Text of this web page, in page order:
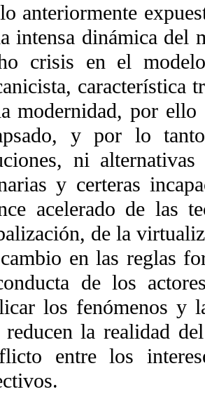
anteriormente
intensa dinámica del
crisis en el
característica
modernidad, por ello
y por lo
ni
y certeras
acelerado de las
de la
en las reglas
de los
los fenómenos y
reducen la realidad
entre los